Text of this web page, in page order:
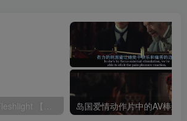
美国名器飞机杯Fleshlight 【Quickshot-Vantage 双头飞机杯】完全评测